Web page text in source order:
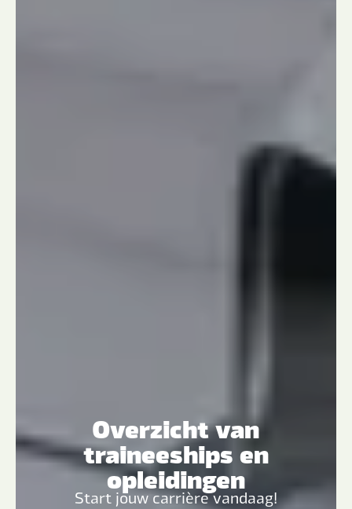
Overzicht van
traineeships en
opleidingen
Start jouw carrière vandaag!